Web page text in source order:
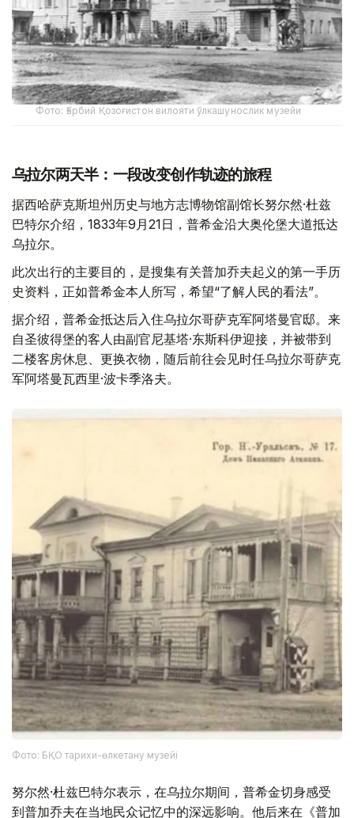
Фото: Ғарбий Қозоғистон вилояти ўлкашунослик музейи
乌拉尔两天半：一段改变创作轨迹的旅程
据西哈萨克斯坦州历史与地方志博物馆副馆长努尔然·杜兹
巴特尔介绍，1833年9月21日，普希金沿大奥伦堡大道抵达
乌拉尔。
此次出行的主要目的，是搜集有关普加乔夫起义的第一手历
史资料，正如普希金本人所写，希望“了解人民的看法”。
据介绍，普希金抵达后入住乌拉尔哥萨克军阿塔曼官邸。来
自圣彼得堡的客人由副官尼基塔·东斯科伊迎接，并被带到
二楼客房休息、更换衣物，随后前往会见时任乌拉尔哥萨克
军阿塔曼瓦西里·波卡季洛夫。
Фото: БҚО тарихи-өлкетану музейі
努尔然·杜兹巴特尔表示，在乌拉尔期间，普希金切身感受
到普加乔夫在当地民众记忆中的深远影响。他后来在《普加